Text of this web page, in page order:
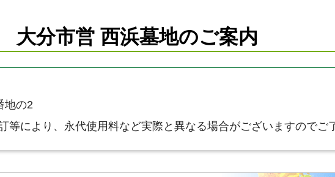
大分市営 西浜墓地のご案内
地の2
により、永代使用料など実際と異なる場合がございますのでご